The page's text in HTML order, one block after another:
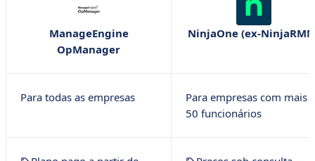
ManageEngine
OpManager
NinjaOne (ex-
Para todas as empresas
Para empresas com mais
50 funcionários